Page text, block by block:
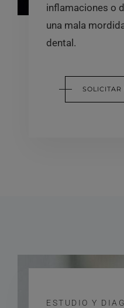
inflamaciones o
una mala
dental.
SOLICITAR
ESTUDIO Y